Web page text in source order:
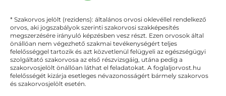
* Szakorvos jelölt (rezidens): általános orvosi oklevéllel rendelkező
orvos, aki jogszabályok szerinti szakorvosi szakképesítés
megszerzésére irányuló képzésben vesz részt. Ezen orvosok által
önállóan nem végezhető szakmai tevékenységért teljes
felelősséggel tartozik és azt közvetlenül felügyeli az egészségügyi
szolgáltató szakorvosa az első részvizsgáig, utána pedig a
szakorvosjelölt önállóan láthat el feladatokat. A foglaljorvost.hu
felelősségét kizárja esetleges névazonosságért bármely szakorvos
és szakorvosjelölt esetén.